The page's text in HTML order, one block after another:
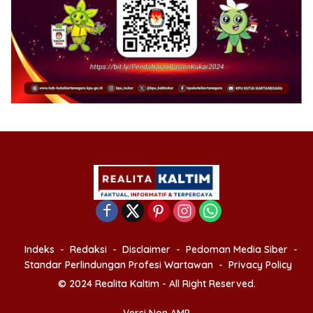
Indeks Redaksi Disclaimer
Pedoman Media Siber
Standar Perlindungan Profesi Wartawan
Privacy Policy
© 2024 Realita Kaltim - All Right Reserved.